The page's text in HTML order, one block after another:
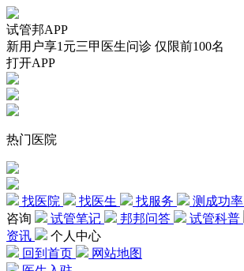
试管邦APP
新用户享1元三甲医生问诊 仅限前100名
打开APP
热门医院
找医院 找医生 找服务 测成功率
咨询
试管笔记 邦邦问答 试管科普
资讯
个人中心
回到首页
网站地图